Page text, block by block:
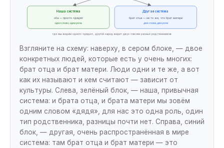
Наша система
оба — просто «дядя»
одно слово, одна роль
Другая система
брат отца — не то же, что брат матери
два слова, две роли
где мы видим одного «дядю», другой народ видит двух совсем разных родственников
Взгляните на схему: наверху, в сером блоке, — двое
конкретных людей, которые есть у очень многих:
брат отца и брат матери. Люди одни и те же, а вот
как их называют и кем считают — зависит от
культуры. Слева, зелёный блок, — наша, привычная
система: и брата отца, и брата матери мы зовём
одним словом «дядя», для нас это одна роль, один
тип родственника, разницы почти нет. Справа, синий
блок, — другая, очень распространённая в мире
система: там брат отца и брат матери — это